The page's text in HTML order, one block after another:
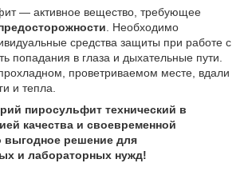
— активное вещество, требующее
. Необходимо
средства защиты при работе с
попадания в глаза и дыхательные пути.
проветриваемом месте, вдали
и тепла.
пиросульфит технический в
качества и своевременной
выгодное решение для
и лабораторных нужд!